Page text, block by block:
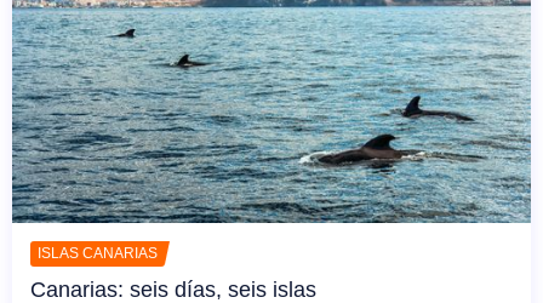
ISLAS CANARIAS
Canarias: seis días, seis islas